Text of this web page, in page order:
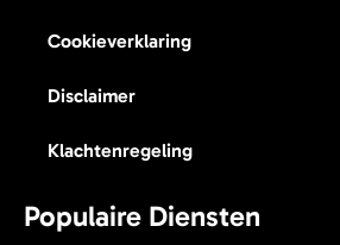
Cookieverklaring
Disclaimer
Klachtenregeling
Populaire Diensten